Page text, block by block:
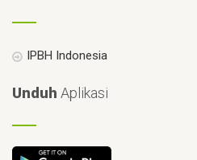
IPBH Indonesia
Unduh Aplikasi